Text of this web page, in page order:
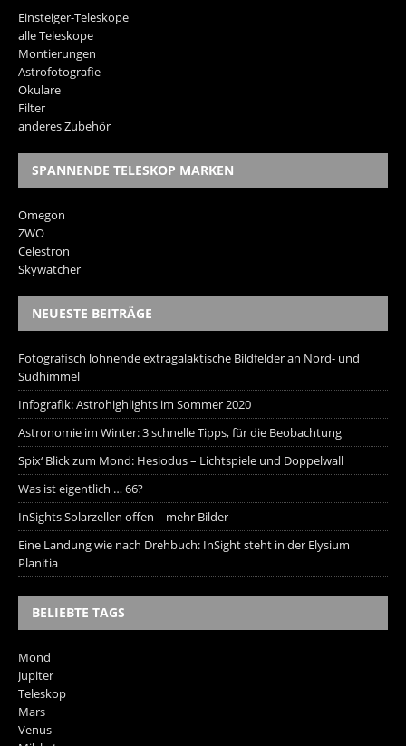
Einsteiger-Teleskope
alle Teleskope
Montierungen
Astrofotografie
Okulare
Filter
anderes Zubehör
SPANNENDE TELESKOP MARKEN
Omegon
ZWO
Celestron
Skywatcher
NEUESTE BEITRÄGE
Fotografisch lohnende extragalaktische Bildfelder an Nord- und
Südhimmel
Infografik: Astrohighlights im Sommer 2020
Astronomie im Winter: 3 schnelle Tipps, für die Beobachtung
Spix‘ Blick zum Mond: Hesiodus – Lichtspiele und Doppelwall
Was ist eigentlich … 66?
InSights Solarzellen offen – mehr Bilder
Eine Landung wie nach Drehbuch: InSight steht in der Elysium
Planitia
BELIEBTE TAGS
Mond
Jupiter
Teleskop
Mars
Venus